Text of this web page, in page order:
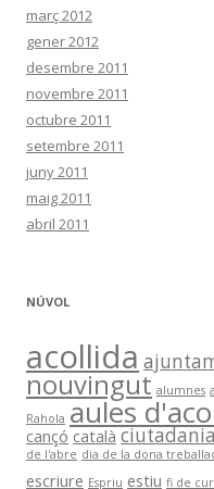
març 2012
gener 2012
desembre 2011
novembre 2011
octubre 2011
setembre 2011
juny 2011
maig 2011
abril 2011
NÚVOL
acollida
nouvingut alumnes
Rahola aules
cançó català
de l'abre dia de la dona
escriure Espriu estiu fi de